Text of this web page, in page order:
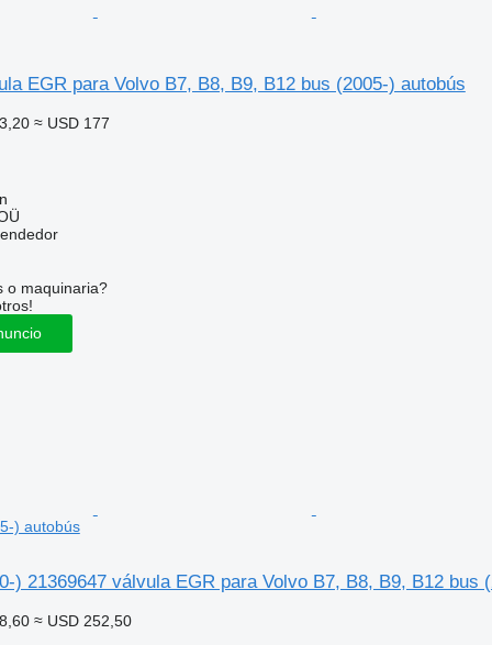
EGR para Volvo B7, B8, B9, B12 bus (2005-) autobús
≈ USD 177
o maquinaria?
) autobús
) 21369647 válvula EGR para Volvo B7, B8, B9, B12 bus
≈ USD 252,50